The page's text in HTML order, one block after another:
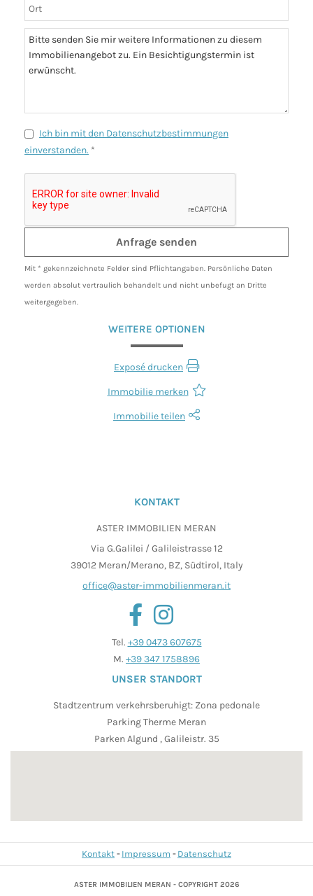
Ich bin mit den Datenschutzbestimmungen
einverstanden. *
Mit * gekennzeichnete Felder sind Pflichtangaben. Persönliche Daten
werden absolut vertraulich behandelt und nicht unbefugt an Dritte
weitergegeben.
WEITERE OPTIONEN
Exposé drucken
Immobilie merken
Immobilie teilen
KONTAKT
ASTER IMMOBILIEN MERAN
Via G.Galilei / Galileistrasse 12
39012 Meran/Merano, BZ, Südtirol, Italy
office@aster-immobilienmeran.it
Tel. +39 0473 607675
M. +39 347 1758896
UNSER STANDORT
Stadtzentrum verkehrsberuhigt: Zona pedonale
Parking Therme Meran
Parken Algund , Galileistr. 35
Kontakt Impressum Datenschutz
ASTER IMMOBILIEN MERAN - COPYRIGHT 2026